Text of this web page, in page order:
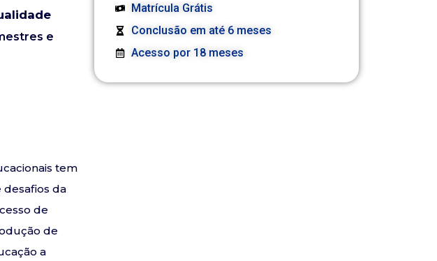
e
tem
desafios da
de
de
a
Matrícula Grátis
Conclusão em até 6 meses
Acesso por 18 meses